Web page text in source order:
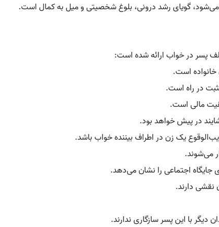
گویای رشد درونی، بلوغ شخصیتی و میل به کمال است.
پسر در خواب ارائه شده است:
است.
در راه است.
مالی است.
در پیش خواهد بود.
یک زن در اطراف بیننده خواب باشد.
می‌شوند.
جایگاه اجتماعی را نشان می‌دهد.
دارند.
با این پسر سازگاری ندارند.